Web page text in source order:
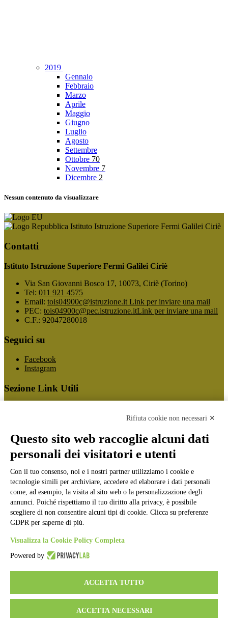
2019
Gennaio
Febbraio
Marzo
Aprile
Maggio
Giugno
Luglio
Agosto
Settembre
Ottobre 70
Novembre 7
Dicembre 2
Nessun contenuto da visualizzare
Istituto Istruzione Superiore Fermi Galilei Ciriè
Contatti
Istituto Istruzione Superiore Fermi Galilei Ciriè
Via San Giovanni Bosco 17, 10073, Ciriè (Torino)
Tel: 011 921 4575
Email: tois04900c@istruzione.it Link per inviare una mail
PEC: tois04900c@pec.istruzione.itLink per inviare una mail
C.F.: 92047280018
Seguici su
Facebook
Instagram
Sezione Link Utili
Ufficio Relazioni con il Pubblico
Dichiarazione di accessibilità
Obiettivi di accessibilità
Gestione consensi cookie
Amministrazione trasparente
Pagina visualizzata
63179 volte
Sezione Copyright
Copyright 2026 | Engineered and powered by Gruppo Spaggiari
Parma S.p.A. | Divisione Publishing & New Social Media
Rifiuta cookie non necessari ✕
Questo sito web raccoglie alcuni dati
personali dei visitatori e utenti
Con il tuo consenso, noi e i nostri partner utilizziamo i cookie e
tecnologie simili per archiviare, accedere ed elaborare i dati personali
come, ad esempio, la visita al sito web o la personalizzazione degli
annunci. Poiché rispettiamo il tuo diritto alla privacy, è possibile
scegliere di non consentire alcuni tipi di cookie. Clicca su preferenze
GDPR per saperne di più.
Visualizza la Cookie Policy Completa
Powered by
ACCETTA TUTTO
ACCETTA NECESSARI